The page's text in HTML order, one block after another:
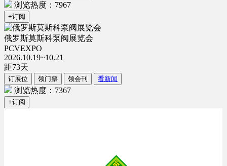
浏览热度：7967
+订阅
俄罗斯莫斯科泵阀展览会
PCVEXPO
2026.10.19~10.21
距73天
订展位 领门票 领会刊 看新闻
浏览热度：7367
+订阅